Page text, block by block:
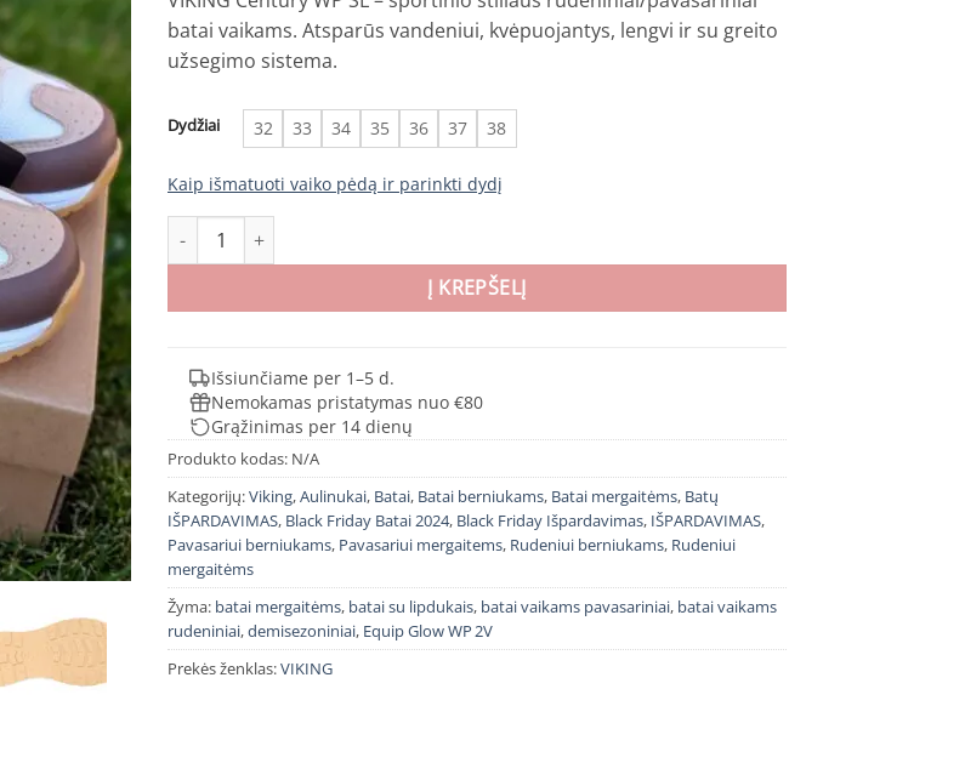
was:
€89.00.
is:
€50.00.
batai vaikams. Atsparūs vandeniui, kvėpuojantys, lengvi ir su greito
užsegimo sistema.
Dydžiai 32 33 34 35 36 37 38
Kaip išmatuoti vaiko pėdą ir parinkti dydį
produkto kiekis: VIKING Century WP SL rudeniniai/pavasariniai batai vaikams – Beige
Į KREPŠELĮ
Išsiunčiame per 1–5 d.
Nemokamas pristatymas nuo €80
Grąžinimas per 14 dienų
Produkto kodas: N/A
Kategorijų:Viking,Aulinukai, Batai, Batai berniukams, Batai mergaitėms, Batų
IŠPARDAVIMAS, Black Friday Batai 2024, Black Friday Išpardavimas, IŠPARDAVIMAS,
Pavasariui berniukams, Pavasariui mergaitems, Rudeniui berniukams, Rudeniui
mergaitėms
Žyma: batai mergaitėms, batai su lipdukais, batai vaikams pavasariniai, batai vaikams
rudeniniai,demisezoniniai, Equip Glow WP 2V
Prekės ženklas:VIKING